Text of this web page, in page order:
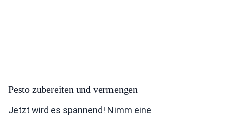
Pesto zubereiten und vermengen
Jetzt wird es spannend! Nimm eine